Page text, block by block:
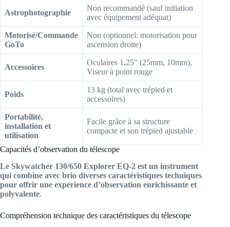
Astrophotographie
Non recommandé (sauf initiation
avec équipement adéquat)
Motorisé/Commande
GoTo
Non (optionnel: motorisation pour
ascension droite)
Accessoires
Oculaires 1,25″ (25mm, 10mm),
Viseur à point rouge
Poids
13 kg (total avec trépied et
accessoires)
Portabilité,
installation et
utilisation
Facile grâce à sa structure
compacte et son trépied ajustable
Capacités d’observation du télescope
Le Skywatcher 130/650 Explorer EQ-2 est un instrument
qui combine avec brio diverses caractéristiques techniques
pour offrir une expérience d’observation enrichissante et
polyvalente.
Compréhension technique des caractéristiques du télescope